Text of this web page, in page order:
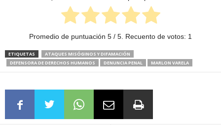
Promedio de puntuación 5 / 5. Recuento de votos: 1
ETIQUETAS
ATAQUES MISÓGINOS Y DIFAMACIÓN
DEFENSORA DE DERECHOS HUMANOS
DENUNCIA PENAL MARLON VARELA